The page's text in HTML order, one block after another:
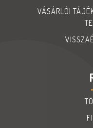
VÁSÁRLÓI